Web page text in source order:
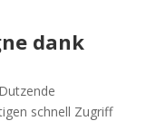
dank
schnell Zugriff